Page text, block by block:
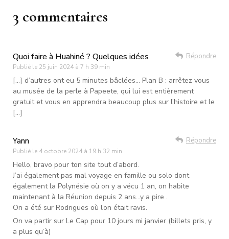
3 commentaires
Quoi faire à Huahiné ? Quelques idées
Publié le 25 juin 2024 à 7 h 39 min
Répondre
[…] d’autres ont eu 5 minutes bâclées… Plan B : arrêtez vous
au musée de la perle à Papeete, qui lui est entièrement
gratuit et vous en apprendra beaucoup plus sur l’histoire et le
[…]
Yann
Publié le 4 octobre 2024 à 19 h 32 min
Répondre
Hello, bravo pour ton site tout d’abord.
J’ai également pas mal voyage en famille ou solo dont
également la Polynésie où on y a vécu 1 an, on habite
maintenant à la Réunion depuis 2 ans…y a pire .
On a été sur Rodrigues où l’on était ravis.
On va partir sur Le Cap pour 10 jours mi janvier (billets pris, y
a plus qu’à)